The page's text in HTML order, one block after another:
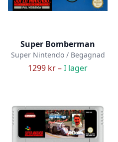
Super Bomberman
Super Nintendo / Begagnad
1299 kr –I lager